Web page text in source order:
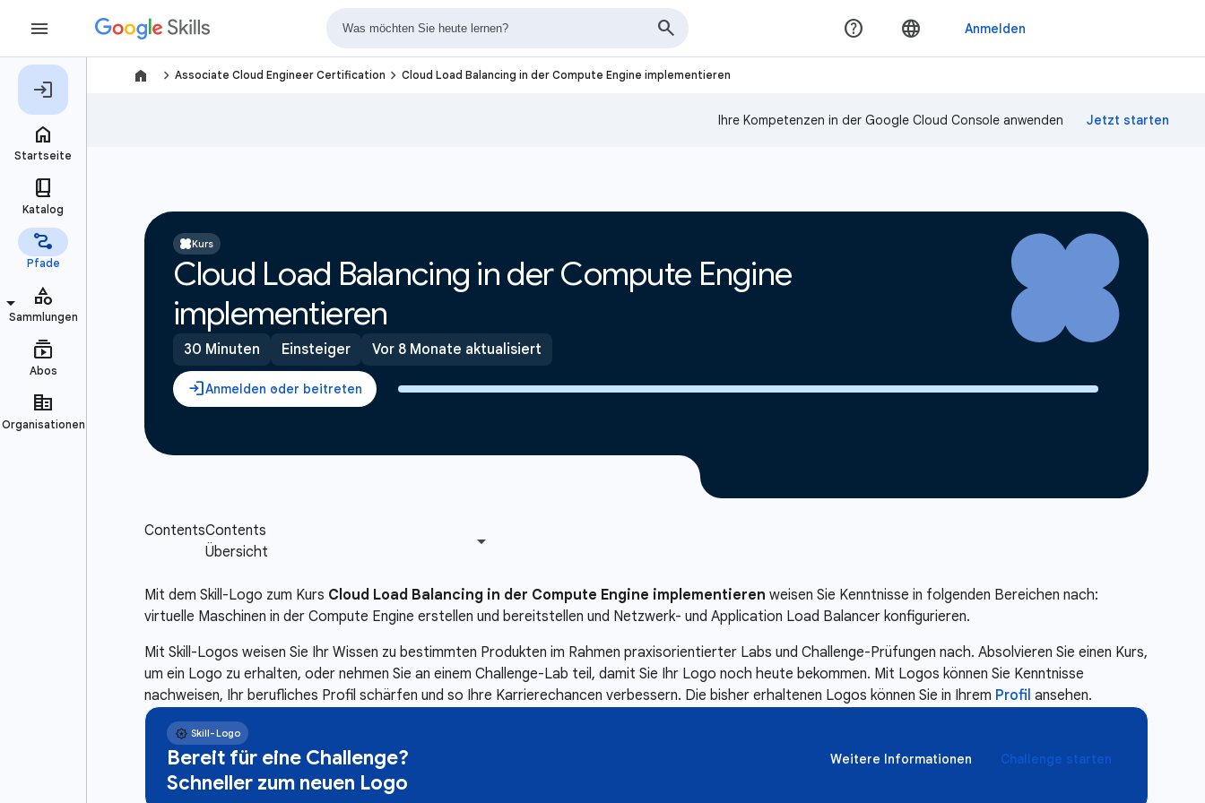
navigate_next Associate Cloud Engineer Certification navigate_next Cloud Load Balancing in der Compute Engine implementieren
Ihre Kompetenzen in der Google Cloud Console anwenden
Kurs
Cloud Load Balancing in der Compute Engine
implementieren
30 Minuten Einsteiger Vor 8 Monate aktualisiert
Mit dem Skill-Logo zum Kurs Cloud Load Balancing in der Compute Engine implementieren weisen Sie Kenntnisse in folgenden Bereichen nach:
virtuelle Maschinen in der Compute Engine erstellen und bereitstellen und Netzwerk- und Application Load Balancer konfigurieren.
Mit Skill-Logos weisen Sie Ihr Wissen zu bestimmten Produkten im Rahmen praxisorientierter Labs und Challenge-Prüfungen nach. Absolvieren Sie einen Kurs,
um ein Logo zu erhalten, oder nehmen Sie an einem Challenge-Lab teil, damit Sie Ihr Logo noch heute bekommen. Mit Logos können Sie Kenntnisse
nachweisen, Ihr berufliches Profil schärfen und so Ihre Karrierechancen verbessern. Die bisher erhaltenen Logos können Sie in Ihrem Profil ansehen.
Bereit für eine Challenge?
Schneller zum neuen Logo
Weitere Informationen Challenge starten